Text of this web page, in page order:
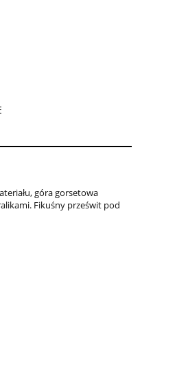
góra gorsetowa
Fikuśny prześwit pod